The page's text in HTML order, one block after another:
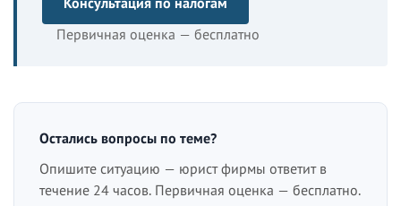
Первичная оценка — бесплатно
Остались вопросы по теме?
Опишите ситуацию — юрист фирмы ответит в
течение 24 часов. Первичная оценка — бесплатно.